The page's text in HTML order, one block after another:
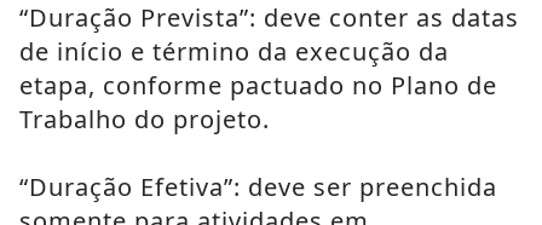
“Duração Prevista”: deve conter as datas
de início e término da execução da
etapa, conforme pactuado no Plano de
Trabalho do projeto.
“Duração Efetiva”: deve ser preenchida